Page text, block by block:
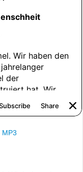
MP3